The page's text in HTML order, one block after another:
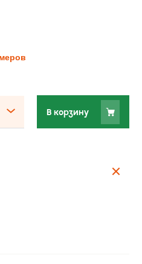
В корзину